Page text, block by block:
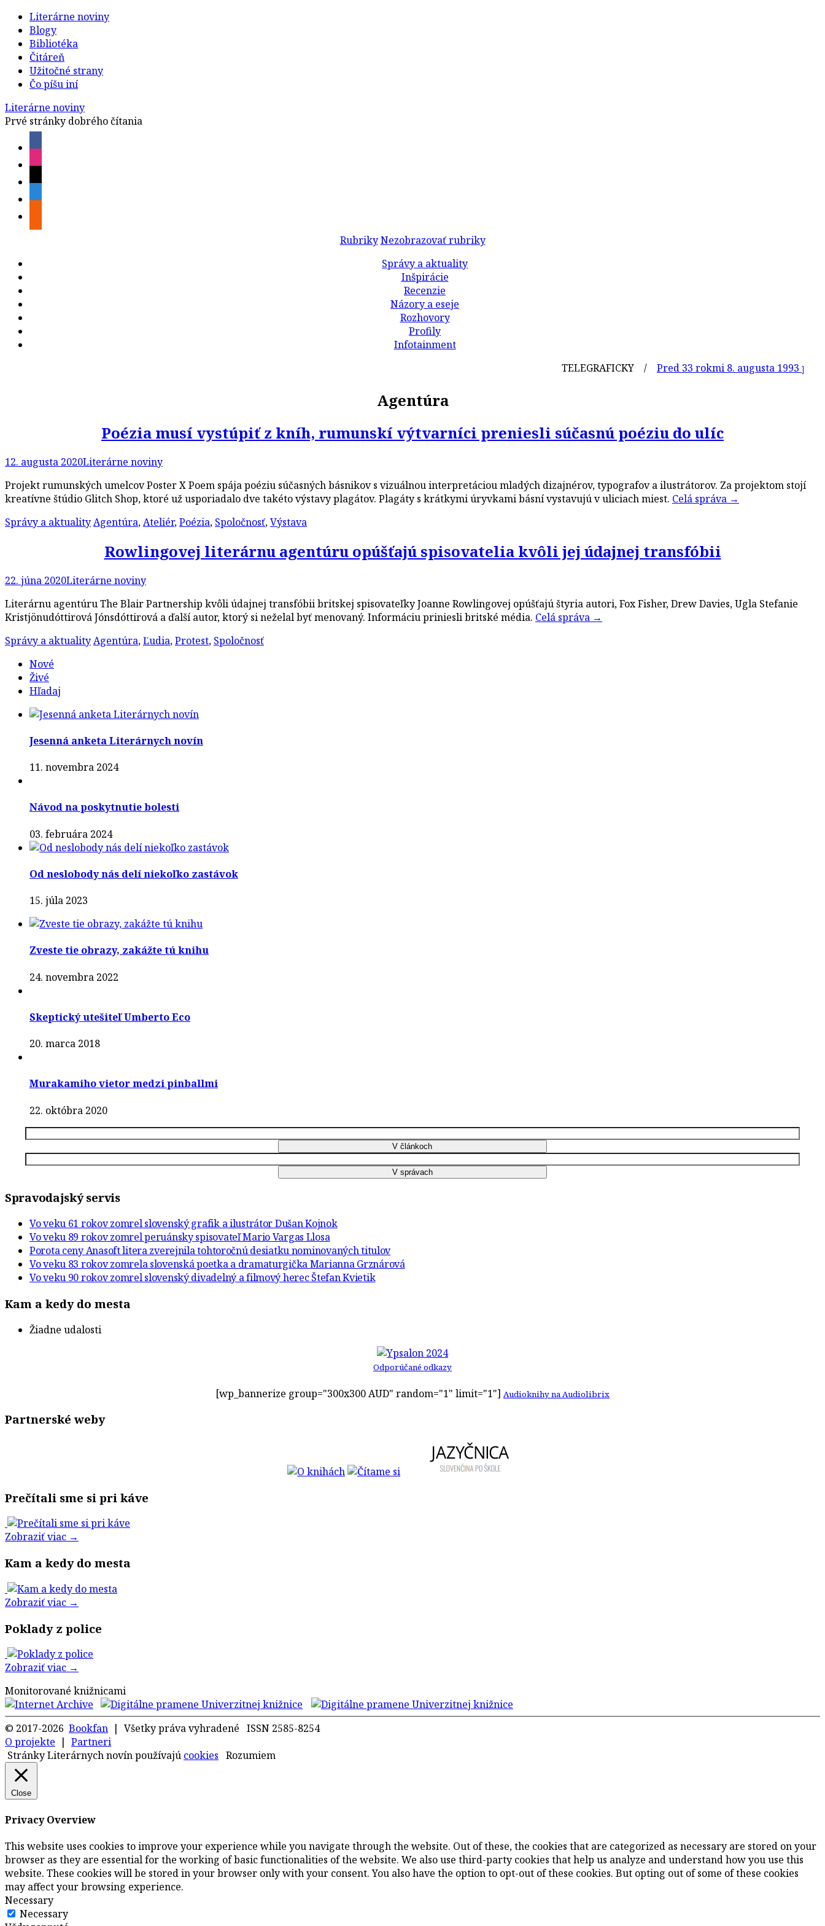
Literárne noviny
Blogy
Bibliotéka
Čitáreň
Užitočné strany
Čo píšu iní
Literárne noviny
Prvé stránky dobrého čítania
Rubriky Nezobrazovať rubriky
Správy a aktuality
Inšpirácie
Recenzie
Názory a eseje
Rozhovory
Profily
Infotainment
TELEGRAFICKY /Pred 33 rokmi 8. augusta 1993
Agentúra
Poézia musí vystúpiť z kníh, rumunskí výtvarníci preniesli súčasnú poéziu do ulíc
12. augusta 2020Literárne noviny
Projekt rumunských umelcov Poster X Poem spája poéziu súčasných básnikov s vizuálnou interpretáciou mladých dizajnérov, typografov a ilustrátorov. Za projektom stojí
kreatívne štúdio Glitch Shop, ktoré už usporiadalo dve takéto výstavy plagátov. Plagáty s krátkymi úryvkami básní vystavujú v uliciach miest. Celá správa →
Správy a aktualityAgentúra,Ateliér,Poézia, Spoločnosť,Výstava
Rowlingovej literárnu agentúru opúšťajú spisovatelia kvôli jej údajnej transfóbii
22. júna 2020Literárne noviny
Literárnu agentúru The Blair Partnership kvôli údajnej transfóbii britskej spisovateľky Joanne Rowlingovej opúšťajú štyria autori, Fox Fisher, Drew Davies, Ugla Stefanie
Kristjönudóttirová Jónsdóttirová a ďalší autor, ktorý si neželal byť menovaný. Informáciu priniesli britské média. Celá správa →
Správy a aktualityAgentúra,Ľudia,Protest, Spoločnosť
Nové
Živé
Hľadaj
Jesenná anketa Literárnych novín
11. novembra 2024
Návod na poskytnutie bolesti
03. februára 2024
Od neslobody nás delí niekoľko zastávok
15. júla 2023
Zveste tie obrazy, zakážte tú knihu
24. novembra 2022
Skeptický utešiteľ Umberto Eco
20. marca 2018
Murakamiho vietor medzi pinballmi
22. októbra 2020
Spravodajský servis
Vo veku 61 rokov zomrel slovenský grafik a ilustrátor Dušan Kojnok
Vo veku 89 rokov zomrel peruánsky spisovateľ Mario Vargas Llosa
Porota ceny Anasoft litera zverejnila tohtoročnú desiatku nominovaných titulov
Vo veku 83 rokov zomrela slovenská poetka a dramaturgička Marianna Grznárová
Vo veku 90 rokov zomrel slovenský divadelný a filmový herec Štefan Kvietik
Kam a kedy do mesta
Žiadne udalosti
Odporúčané odkazy
[wp_bannerize group="300x300 AUD" random="1" limit="1"] Audioknihy na Audiolibrix
Partnerské weby
Prečítali sme si pri káve
Zobraziť viac →
Kam a kedy do mesta
Zobraziť viac →
Poklady z police
Zobraziť viac →
Monitorované knižnicami
© 2017-2026 Bookfan | Všetky práva vyhradené ISSN 2585-8254
O projekte | Partneri
Stránky Literárnych novín používajú cookies Rozumiem
Close
Privacy Overview
This website uses cookies to improve your experience while you navigate through the website. Out of these, the cookies that are categorized as necessary are stored on your
browser as they are essential for the working of basic functionalities of the website. We also use third-party cookies that help us analyze and understand how you use this
website. These cookies will be stored in your browser only with your consent. You also have the option to opt-out of these cookies. But opting out of some of these cookies
may affect your browsing experience.
Necessary
Necessary